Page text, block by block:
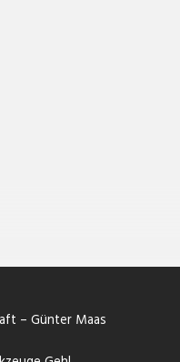
– Günter Maas